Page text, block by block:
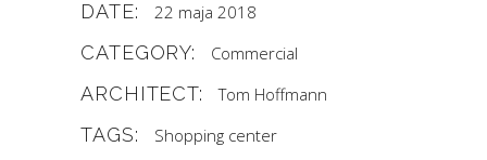
DATE: 22 maja 2018
CATEGORY: Commercial
ARCHITECT: Tom Hoffmann
TAGS: Shopping center